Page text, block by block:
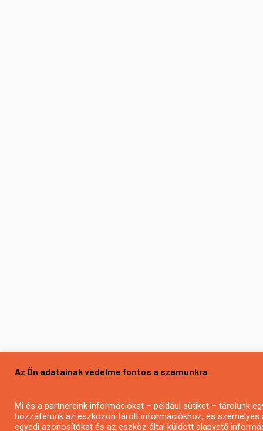
Az Ön adatainak védelme fontos a számunkra
Mi és a partnereink információkat – például sütiket – tárolunk
hozzáférünk az eszközön tárolt információkhoz, és személyes
egyedi azonosítókat és az eszköz által küldött alapvető